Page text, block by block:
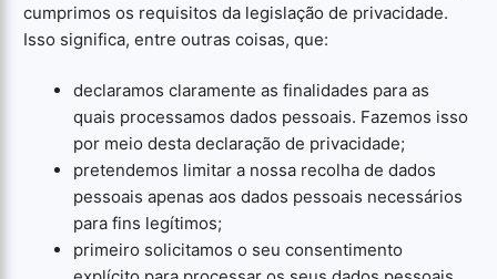
cumprimos os requisitos da legislação de privacidade.
Isso significa, entre outras coisas, que:
declaramos claramente as finalidades para as
quais processamos dados pessoais. Fazemos isso
por meio desta declaração de privacidade;
pretendemos limitar a nossa recolha de dados
pessoais apenas aos dados pessoais necessários
para fins legítimos;
primeiro solicitamos o seu consentimento